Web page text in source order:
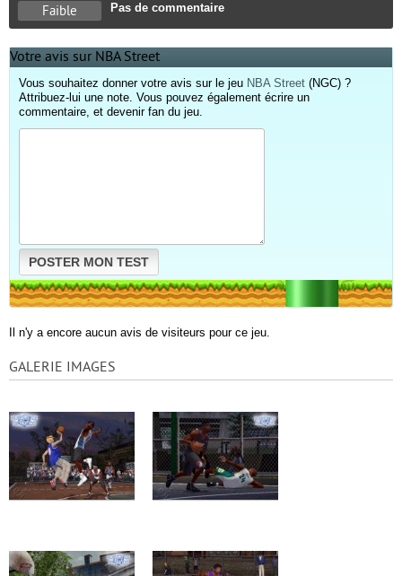
Faible Pas de commentaire
Votre avis sur NBA Street
Vous souhaitez donner votre avis sur le jeu NBA Street (NGC) ?
Attribuez-lui une note. Vous pouvez également écrire un
commentaire, et devenir fan du jeu.
POSTER MON TEST
Il n'y a encore aucun avis de visiteurs pour ce jeu.
GALERIE IMAGES